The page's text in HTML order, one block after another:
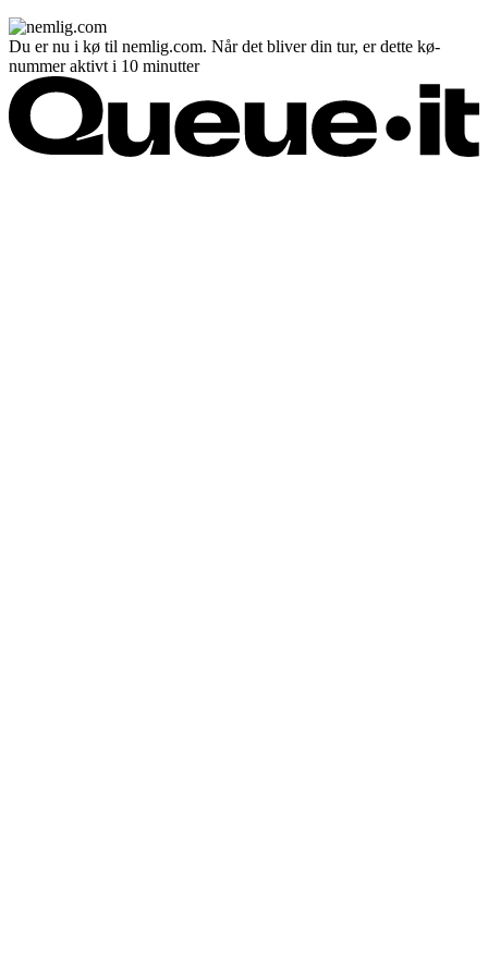
Du er nu i kø til nemlig.com. Når det bliver din tur, er dette kø-
nummer aktivt i 10 minutter